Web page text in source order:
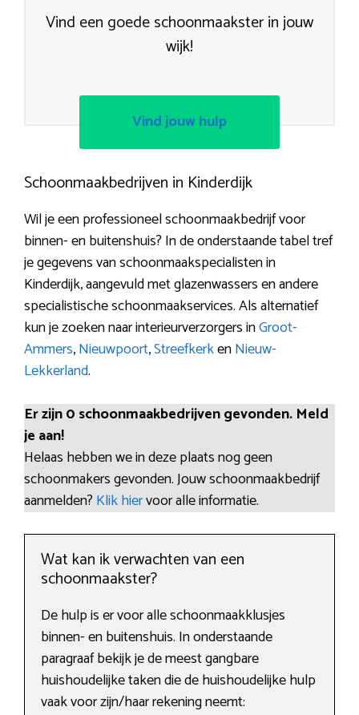
Vind een goede schoonmaakster in jouw
wijk!
Vind jouw hulp
Schoonmaakbedrijven in Kinderdijk
Wil je een professioneel schoonmaakbedrijf voor
binnen- en buitenshuis? In de onderstaande tabel tref
je gegevens van schoonmaakspecialisten in
Kinderdijk, aangevuld met glazenwassers en andere
specialistische schoonmaakservices. Als alternatief
kun je zoeken naar interieurverzorgers inGroot-
Ammers,Nieuwpoort,StreefkerkenNieuw-
Lekkerland.
Er zijn 0 schoonmaakbedrijven gevonden. Meld
je aan!
Helaas hebben we in deze plaats nog geen
schoonmakers gevonden. Jouw schoonmaakbedrijf
aanmelden? Klik hiervoor alle informatie.
Wat kan ik verwachten van een
schoonmaakster?
De hulp is er voor alle schoonmaakklusjes
binnen- en buitenshuis. In onderstaande
paragraaf bekijk je de meest gangbare
huishoudelijke taken die de huishoudelijke hulp
vaak voor zijn/haar rekening neemt: